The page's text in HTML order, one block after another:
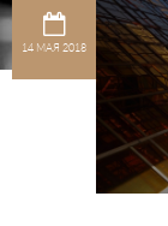
14 МАЯ 2018